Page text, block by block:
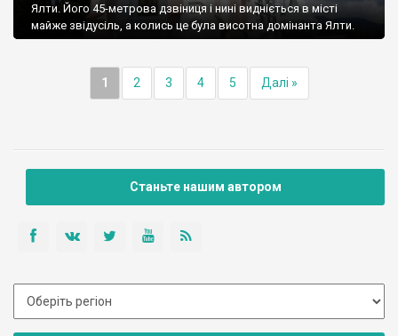
Ялти. Його 45-метрова дзвіниця і нині видніється в місті
майже звідусіль, а колись це була висотна домінанта Ялти.
1 2 3 4 5 Далі »
Станьте нашим автором